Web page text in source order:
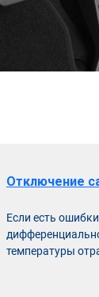
Отключение
Если есть
температуры